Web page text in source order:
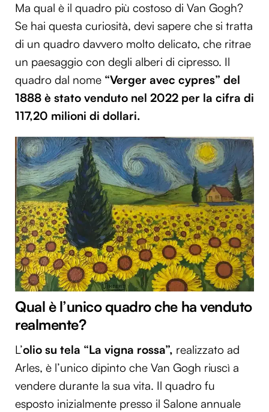
Ma qual è il quadro più costoso di Van Gogh?
Se hai questa curiosità, devi sapere che si tratta
di un quadro davvero molto delicato, che ritrae
un paesaggio con degli alberi di cipresso. Il
quadro dal nome “Verger avec cypres” del
1888 è stato venduto nel 2022 per la cifra di
117,20 milioni di dollari.
Qual è l’unico quadro che ha venduto
realmente?
L’olio su tela “La vigna rossa”, realizzato ad
Arles, è l’unico dipinto che Van Gogh riuscì a
vendere durante la sua vita. Il quadro fu
esposto inizialmente presso il Salone annuale